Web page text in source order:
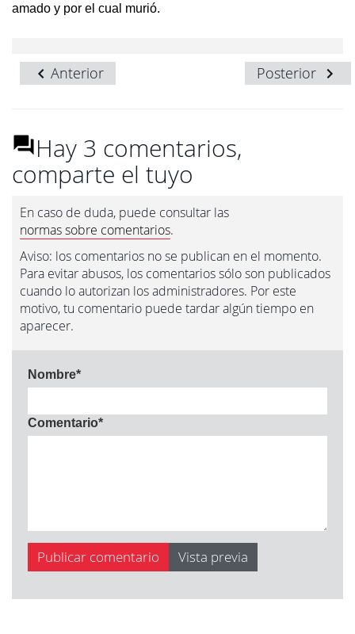
amado y por el cual murió.
Posterior
Anterior
Hay 3 comentarios,
comparte el tuyo
En caso de duda, puede consultar las
normas sobre comentarios.
Aviso: los comentarios no se publican en el momento.
Para evitar abusos, los comentarios sólo son publicados
cuando lo autorizan los administradores. Por este
motivo, tu comentario puede tardar algún tiempo en
aparecer.
Nombre*
Comentario*